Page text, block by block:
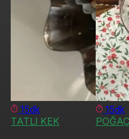
15dk
TATLI KEK
15dk